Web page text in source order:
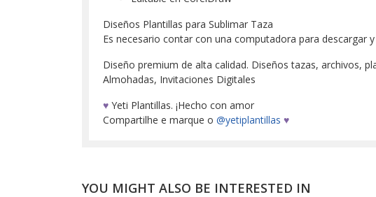
Diseños Plantillas para Sublimar Taza
Es necesario contar con una computadora para descargar
Diseño premium de alta calidad. Diseños tazas, archivos,
Almohadas, Invitaciones Digitales
♥ Yeti Plantillas. ¡Hecho con amor
Compartilhe e marque o @yetiplantillas ♥
YOU MIGHT ALSO BE INTERESTED IN